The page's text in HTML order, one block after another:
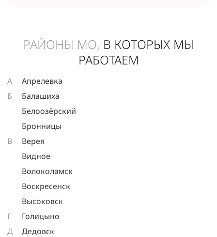
РАЙОНЫ МО, В КОТОРЫХ МЫ
РАБОТАЕМ
А
Апрелевка
Б
Балашиха
Белоозёрский
Бронницы
В
Верея
Видное
Волоколамск
Воскресенск
Высоковск
Г
Голицыно
Д
Дедовск